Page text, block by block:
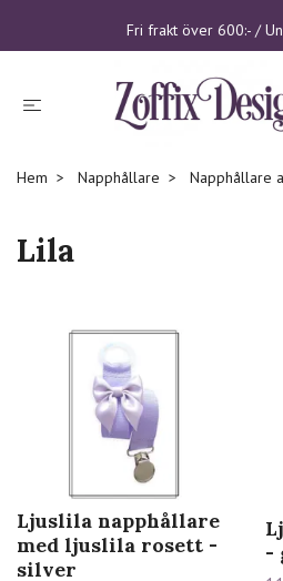
Fri frakt över 600:- /
Hem Napphållare Napphållare
Lila
Ljuslila napphållare
med ljuslila rosett -
silver
-